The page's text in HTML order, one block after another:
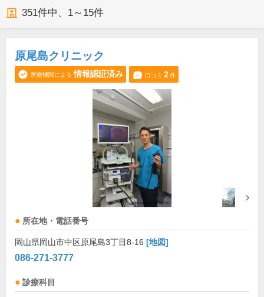
351件中、 1～15件
原尾島クリニック
医療機関による 情報認証済み 口コミ 2件
所在地・電話番号
岡山県岡山市中区原尾島3丁目8-16 [地図]
086-271-3777
診療科目